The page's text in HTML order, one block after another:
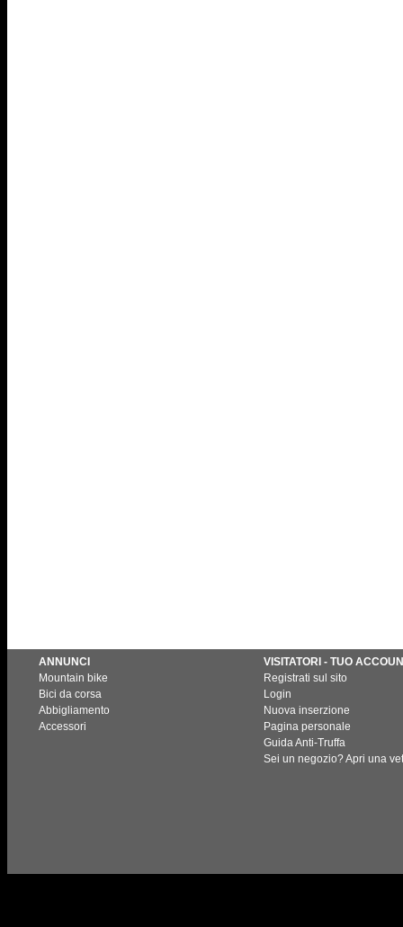
ANNUNCI
Mountain bike
Bici da corsa
Abbigliamento
Accessori
VISITATORI - TUO
Registrati sul sito
Login
Nuova inserzione
Pagina personale
Guida Anti-Truffa
Sei un negozio? Apri una